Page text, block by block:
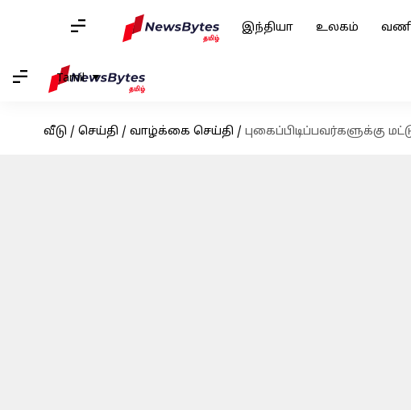
இந்தியா உலகம்
Tamil
வீடு / செய்தி / வாழ்க்கை செய்தி / புகைப்பிடிப்பவர்களுக்கு